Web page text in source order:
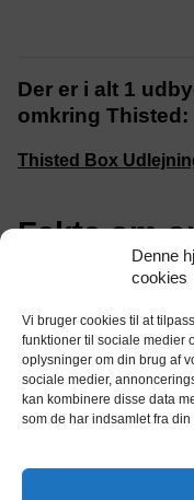
Denne
cookies
Vi bruger cookies til at
funktioner til sociale medier
oplysninger om din brug af
sociale medier,
kan kombinere disse data
som de har indsamlet fra din
Der er i alt 1
omkring Thisted:
Thisted Box
Fakta om
Hvor mange ledige
Der er 0 ledige
Thisted
Hvor mange
Hjælp og